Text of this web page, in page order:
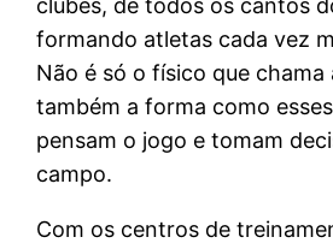
formando atletas cada vez
Não é só o físico que chama
também a forma como
pensam o jogo e tomam
campo.
Com os centros de